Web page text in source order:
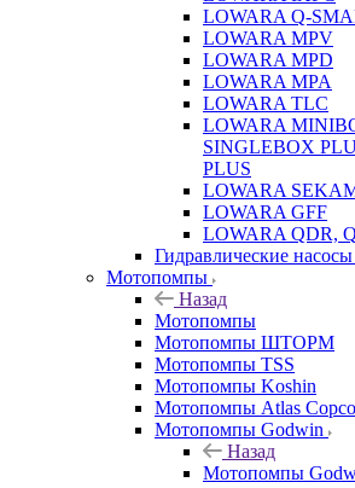
LOWARA Q-
LOWARA MPV
LOWARA MPD
LOWARA MPA
LOWARA TLC
LOWARA
SINGLEBOX
PLUS
LOWARA
LOWARA GFF
LOWARA QDR,
Гидравлические
Мотопомпы
Назад
Мотопомпы
Мотопомпы ШТОРМ
Мотопомпы TSS
Мотопомпы Koshin
Мотопомпы Atlas
Мотопомпы Godwin
Назад
Мотопомпы